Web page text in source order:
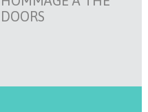
DOORS